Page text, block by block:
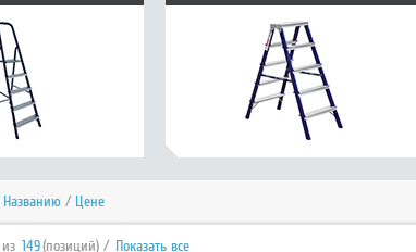
Названию / Цене
из 149(позиций) / Показать все